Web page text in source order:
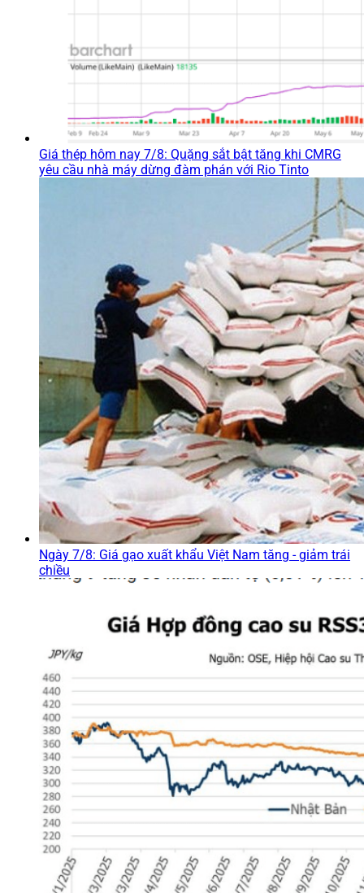
Giá thép hôm nay 7/8: Quặng sắt bật tăng khi CMRG
yêu cầu nhà máy dừng đàm phán với Rio Tinto
Ngày 7/8: Giá gạo xuất khẩu Việt Nam tăng - giảm trái
chiều